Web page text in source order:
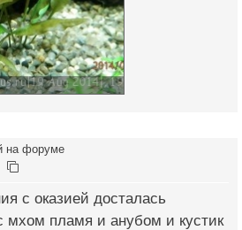
на форуме
с оказией досталась
мхом пламя и анубом и кустик